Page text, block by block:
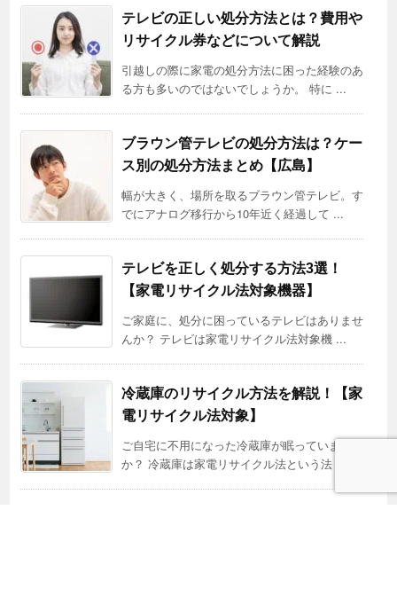
テレビの正しい処分方法とは？費用や
リサイクル券などについて解説
引越しの際に家電の処分方法に困った経験のあ
る方も多いのではないでしょうか。 特に ...
ブラウン管テレビの処分方法は？ケー
ス別の処分方法まとめ【広島】
幅が大きく、場所を取るブラウン管テレビ。す
でにアナログ移行から10年近く経過して ...
テレビを正しく処分する方法3選！
【家電リサイクル法対象機器】
ご家庭に、処分に困っているテレビはありませ
んか？ テレビは家電リサイクル法対象機 ...
冷蔵庫のリサイクル方法を解説！【家
電リサイクル法対象】
ご自宅に不用になった冷蔵庫が眠っていません
か？ 冷蔵庫は家電リサイクル法という法 ...